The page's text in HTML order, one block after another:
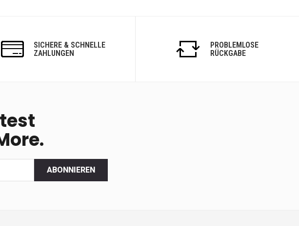
SICHERE & SCHNELLE
ZAHLUNGEN
PROBLEMLOSE
RÜCKGABE
ABONNIEREN